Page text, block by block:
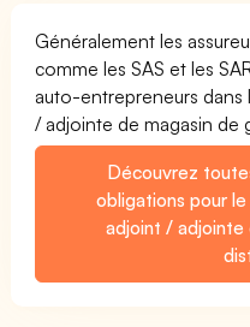
Généralement les
comme les SAS et les
auto-entrepreneurs dans
/ adjointe de magasin de
Découvrez
obligations pour
adjoint / adjointe